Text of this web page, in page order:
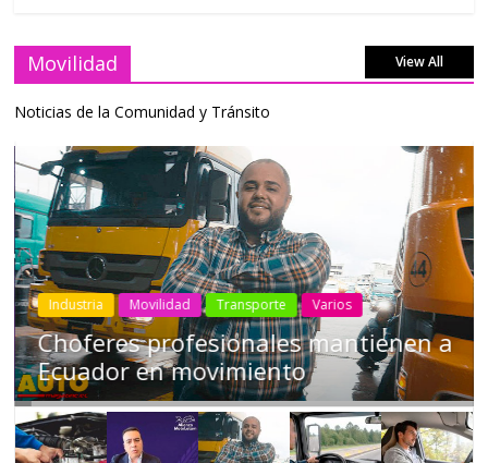
Movilidad View All
Noticias de la Comunidad y Tránsito
Industria Movilidad Transporte Varios
Choferes profesionales mantienen a
Ecuador en movimiento